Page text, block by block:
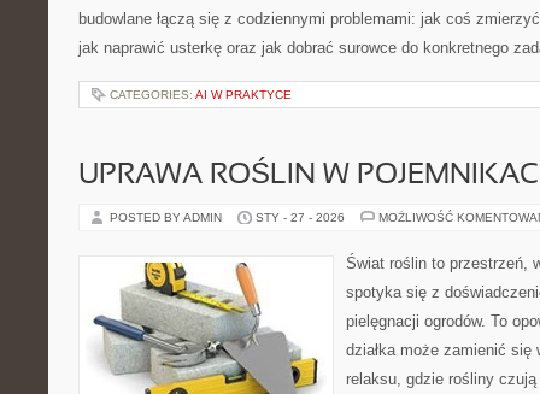
budowlane łączą się z codziennymi problemami: jak coś
jak naprawić usterkę oraz jak dobrać surowce do konkretnego
CATEGORIES: AI W PRAKTYCE
UPRAWA ROŚLIN W
POSTED BY ADMIN STY - 27 - 2026 MOŻLIWOŚĆ
Świat roślin to przestrzeń,
spotyka się z
pielęgnacji ogrodów. To
działka może zamienić się
relaksu, gdzie rośliny